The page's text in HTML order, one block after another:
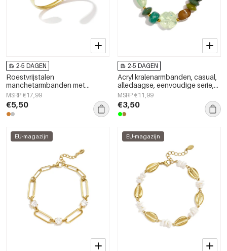
2-5 DAGEN
Roestvrijstalen
manchetarmbanden met
onregelmatige vorm,
eenvoudige, alledaagse serie,
damessieraden
MSRP €17,99
€5,50
2-5 DAGEN
Acryl kralenarmbanden, casual,
alledaagse, eenvoudige serie,
damessieraden
MSRP €11,99
€3,50
EU-magazijn EU-magazijn